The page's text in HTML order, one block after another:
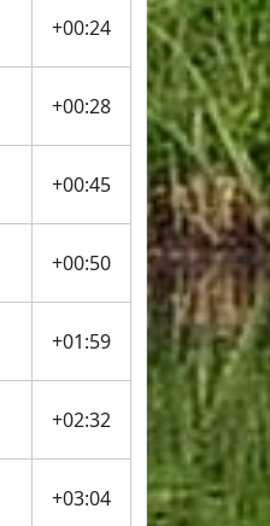
+00:24
+00:28
+00:45
+00:50
+01:59
+02:32
+03:04